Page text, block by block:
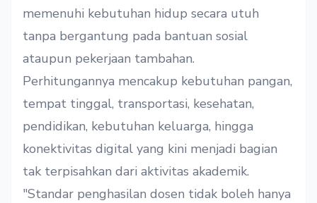
memenuhi kebutuhan hidup secara utuh
tanpa bergantung pada bantuan sosial
ataupun pekerjaan tambahan.
Perhitungannya mencakup kebutuhan pangan,
tempat tinggal, transportasi, kesehatan,
pendidikan, kebutuhan keluarga, hingga
konektivitas digital yang kini menjadi bagian
tak terpisahkan dari aktivitas akademik.
"Standar penghasilan dosen tidak boleh hanya